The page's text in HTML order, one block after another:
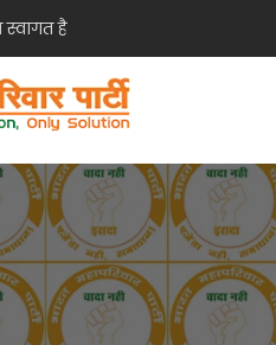
स्वागत है